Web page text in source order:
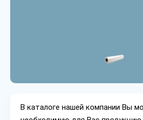
В каталоге нашей компании Вы